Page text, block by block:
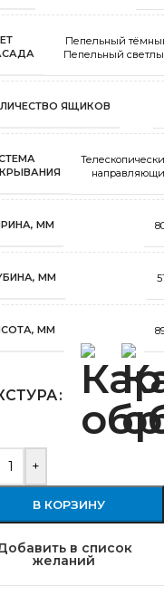
Пепельный
Пепельный
ЯЩИКОВ
ММ
ММ
ММ
+
В КОРЗИНУ
в список
желаний